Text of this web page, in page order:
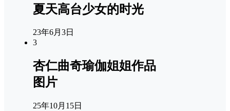
夏天高台少女的时光
23年6月3日
3
杏仁曲奇瑜伽姐姐作品
图片
25年10月15日